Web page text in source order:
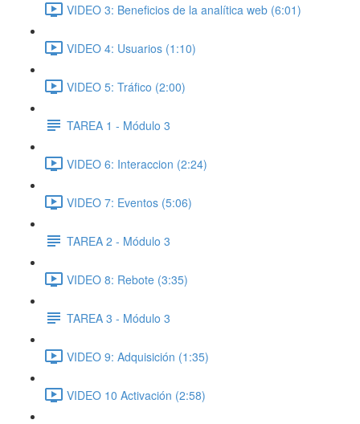
VIDEO 3: Beneficios de la analítica web (6:01)
VIDEO 4: Usuarios (1:10)
VIDEO 5: Tráfico (2:00)
TAREA 1 - Módulo 3
VIDEO 6: Interaccion (2:24)
VIDEO 7: Eventos (5:06)
TAREA 2 - Módulo 3
VIDEO 8: Rebote (3:35)
TAREA 3 - Módulo 3
VIDEO 9: Adquisición (1:35)
VIDEO 10 Activación (2:58)